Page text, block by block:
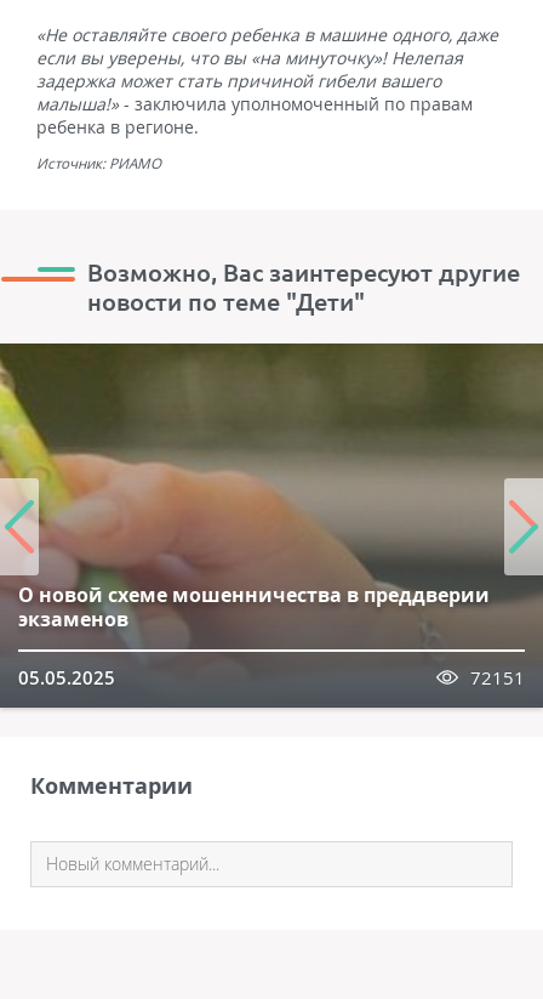
«Не оставляйте своего ребенка в машине одного, даже
если вы уверены, что вы «на минуточку»! Нелепая
задержка может стать причиной гибели вашего
малыша!»- заключила уполномоченный по правам
ребенка в регионе.
Источник: РИАМО
Возможно, Вас заинтересуют другие
новости по теме "Дети"
О новой схеме мошенничества в преддверии
экзаменов
05.05.2025 72151
Комментарии